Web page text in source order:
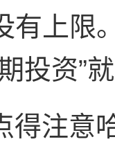
有上限
投资”
得注意